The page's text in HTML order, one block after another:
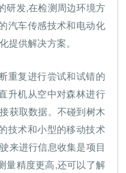
研发,在检测周边环境方
汽车传感技术和电动化
提供解决方案。
重复进行尝试和试错的
升机从空中对森林进行
获取数据。不碰到树木
技术和小型的移动技术
来进行信息收集是项目
量精度更高,还可以了解